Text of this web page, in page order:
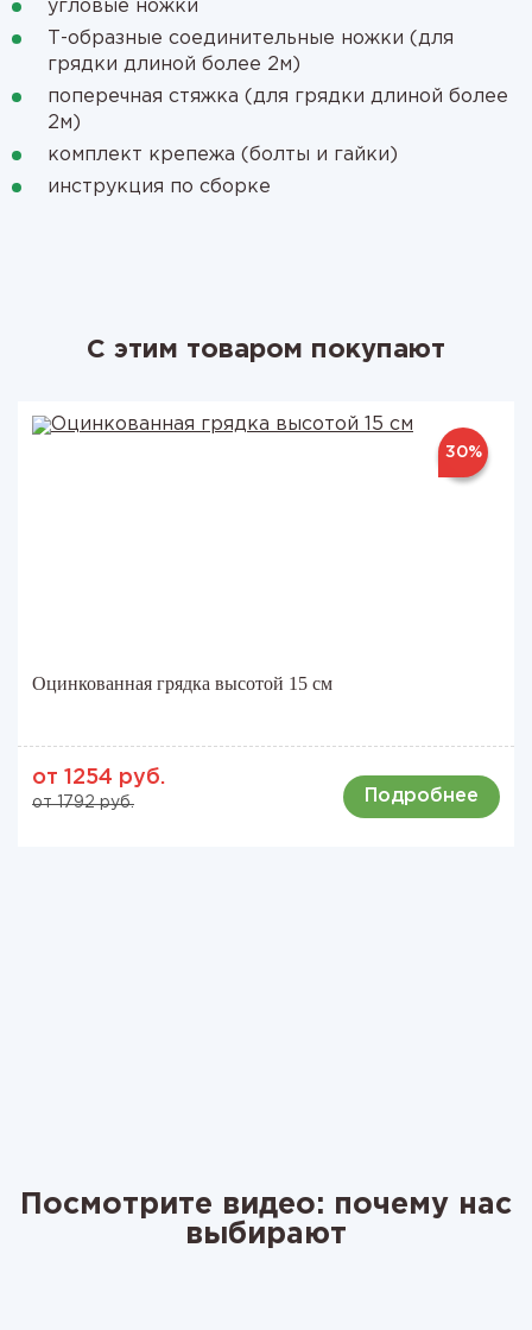
угловые ножки
Т-образные соединительные ножки (для
грядки длиной более 2м)
поперечная стяжка (для грядки длиной более
2м)
комплект крепежа (болты и гайки)
инструкция по сборке
С этим товаром покупают
30%
Оцинкованная грядка высотой 15 см
от 1254 руб.
от 1792 руб. Подробнее
Посмотрите видео: почему нас
выбирают